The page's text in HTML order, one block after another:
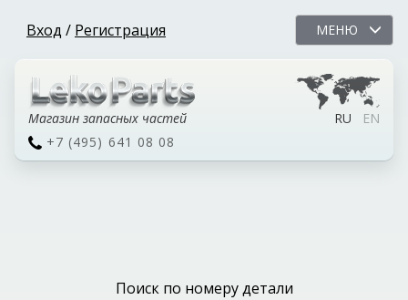
Вход / Регистрация МЕНЮ
Магазин запасных частей RU
EN
+7 (495) 641 08 08
Поиск по номеру детали